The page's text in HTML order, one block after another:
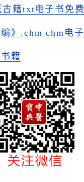
古籍txt电子书免
》.chm chm电
籍